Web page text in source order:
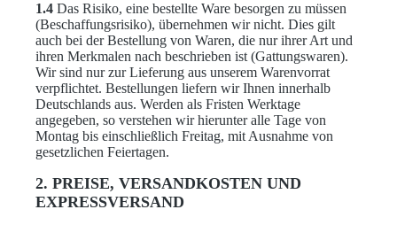
1.4 Das Risiko, eine bestellte Ware besorgen zu müssen
(Beschaffungsrisiko), übernehmen wir nicht. Dies gilt
auch bei der Bestellung von Waren, die nur ihrer Art und
ihren Merkmalen nach beschrieben ist (Gattungswaren).
Wir sind nur zur Lieferung aus unserem Warenvorrat
verpflichtet. Bestellungen liefern wir Ihnen innerhalb
Deutschlands aus. Werden als Fristen Werktage
angegeben, so verstehen wir hierunter alle Tage von
Montag bis einschließlich Freitag, mit Ausnahme von
gesetzlichen Feiertagen.
2. PREISE, VERSANDKOSTEN UND
EXPRESSVERSAND